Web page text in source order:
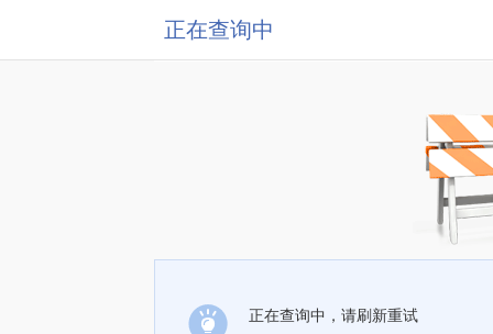
正在查询中
正在查询中，请刷新重试